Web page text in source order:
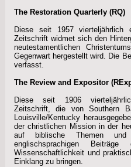
The Restoration Quarterly (RQ)
Diese seit 1957 vierteljährlich
Zeitschrift widmet sich den
neutestamentlichen
Gegenwart hergestellt wird. Die
verfasst.
The Review and Expositor
Diese seit 1906
Zeitschrift, die von Southern
Louisville/Kentucky
der christlichen Mission in der
auf biblische Themen
englischsprachigen
Wissenschaftlichkeit und
Einklang zu bringen.